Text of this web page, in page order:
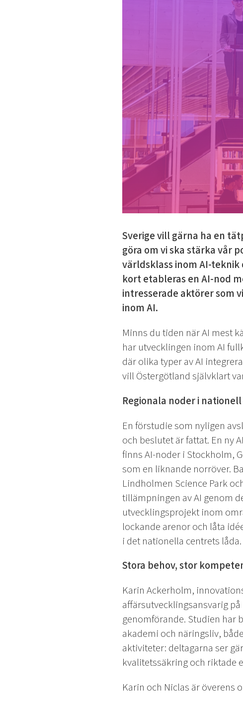
Sverige vill gärna ha en
göra om vi ska stärka vår
världsklass inom AI-
kort etableras en AI-nod
intresserade aktörer som
inom AI.
Minns du tiden när AI mest
har utvecklingen inom AI
där olika typer av AI
vill Östergötland självklart
Regionala noder i
En förstudie som nyligen
och beslutet är fattat. En ny
finns AI-noder i Stockholm,
som en liknande norröver.
Lindholmen Science Park
tillämpningen av AI genom
utvecklingsprojekt inom
lockande arenor och låta
i det nationella centrets låda.
Stora behov, stor
Karin Ackerholm,
affärsutvecklingsansvarig
genomförande. Studien har
akademi och näringsliv,
aktiviteter: deltagarna ser
kvalitetssäkring och riktade
Karin och Niclas är överens